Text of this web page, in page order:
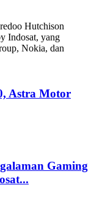
Hutchison
Indosat, yang
Nokia, dan
Astra Motor
Gaming